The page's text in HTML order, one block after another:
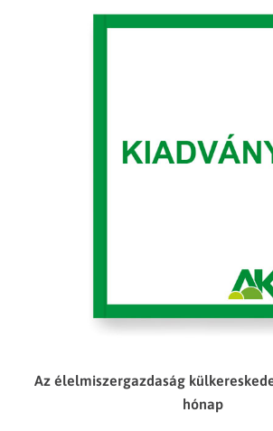
Az élelmiszergazdaság
hónap